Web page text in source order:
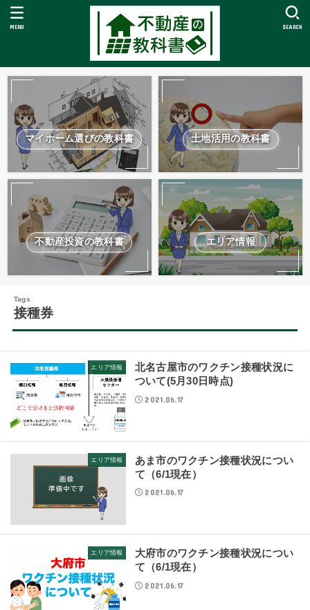
SEARCH
MENU
マイホーム選びの教科書 土地活用の教科書
不動産投資の教科書 エリア情報
接種券
エリア情報
北名古屋市のワクチン接種状況に
ついて(5月30日時点)
2021.06.17
エリア情報
あま市のワクチン接種状況につい
て（6/1現在）
2021.06.17
エリア情報
大府市のワクチン接種状況につい
て（6/1現在）
2021.06.17